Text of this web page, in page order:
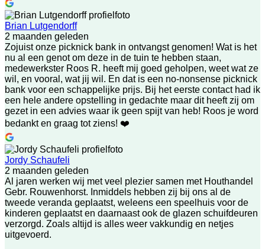
Brian Lutgendorff
2 maanden geleden
Zojuist onze picknick bank in ontvangst genomen! Wat is het
nu al een genot om deze in de tuin te hebben staan,
medewerkster Roos R. heeft mij goed geholpen, weet wat ze
wil, en vooral, wat jij wil. En dat is een no-nonsense picknick
bank voor een schappelijke prijs. Bij het eerste contact had ik
een hele andere opstelling in gedachte maar dit heeft zij om
gezet in een advies waar ik geen spijt van heb! Roos je word
bedankt en graag tot ziens! ❤️
Jordy Schaufeli
2 maanden geleden
Al jaren werken wij met veel plezier samen met Houthandel
Gebr. Rouwenhorst. Inmiddels hebben zij bij ons al de
tweede veranda geplaatst, weleens een speelhuis voor de
kinderen geplaatst en daarnaast ook de glazen schuifdeuren
verzorgd. Zoals altijd is alles weer vakkundig en netjes
uitgevoerd.